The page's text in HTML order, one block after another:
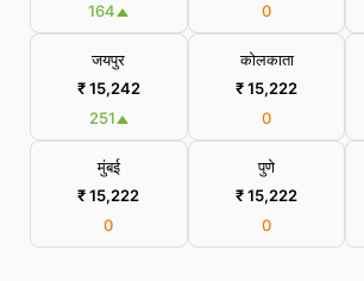
164
0
जयपुर
₹ 15,242
251
कोलकाता
₹ 15,222
0
मुंबई
₹ 15,222
0
पुणे
₹ 15,222
0